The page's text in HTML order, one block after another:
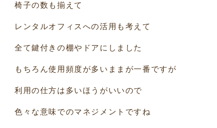
椅子の数も揃えて
レンタルオフィスへの活用も考えて
全て鍵付きの棚やドアにしました
もちろん使用頻度が多いままが一番ですが
利用の仕方は多いほうがいいので
色々な意味でのマネジメントですね